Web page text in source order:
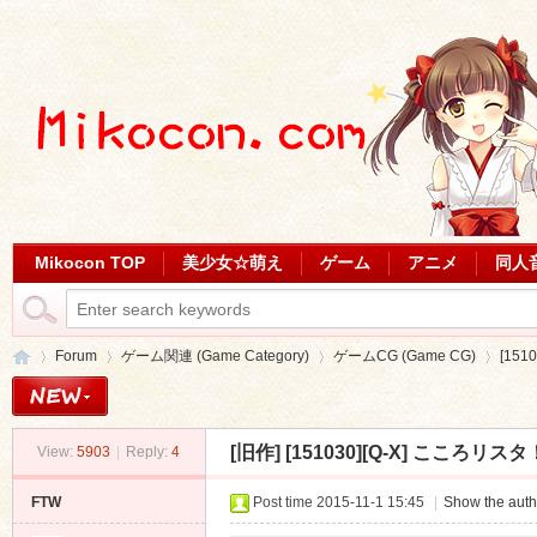
Mikocon TOP 美少女☆萌え ゲーム アニメ 同人
Forum
›
ゲーム関連 (Game Category)
›
ゲームCG (Game CG)
›
View: 5903 Reply: 4 [旧作] [151030][Q-X] こころリス
FTW Post time 2015-11-1 15:45 Show the